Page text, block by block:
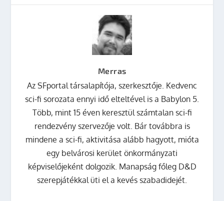
Merras
Az SFportal társalapítója, szerkesztője. Kedvenc
sci-fi sorozata ennyi idő elteltével is a Babylon 5.
Több, mint 15 éven keresztül számtalan sci-fi
rendezvény szervezője volt. Bár továbbra is
mindene a sci-fi, aktivitása alább hagyott, mióta
egy belvárosi kerület önkormányzati
képviselőjeként dolgozik. Manapság főleg D&D
szerepjátékkal üti el a kevés szabadidejét.